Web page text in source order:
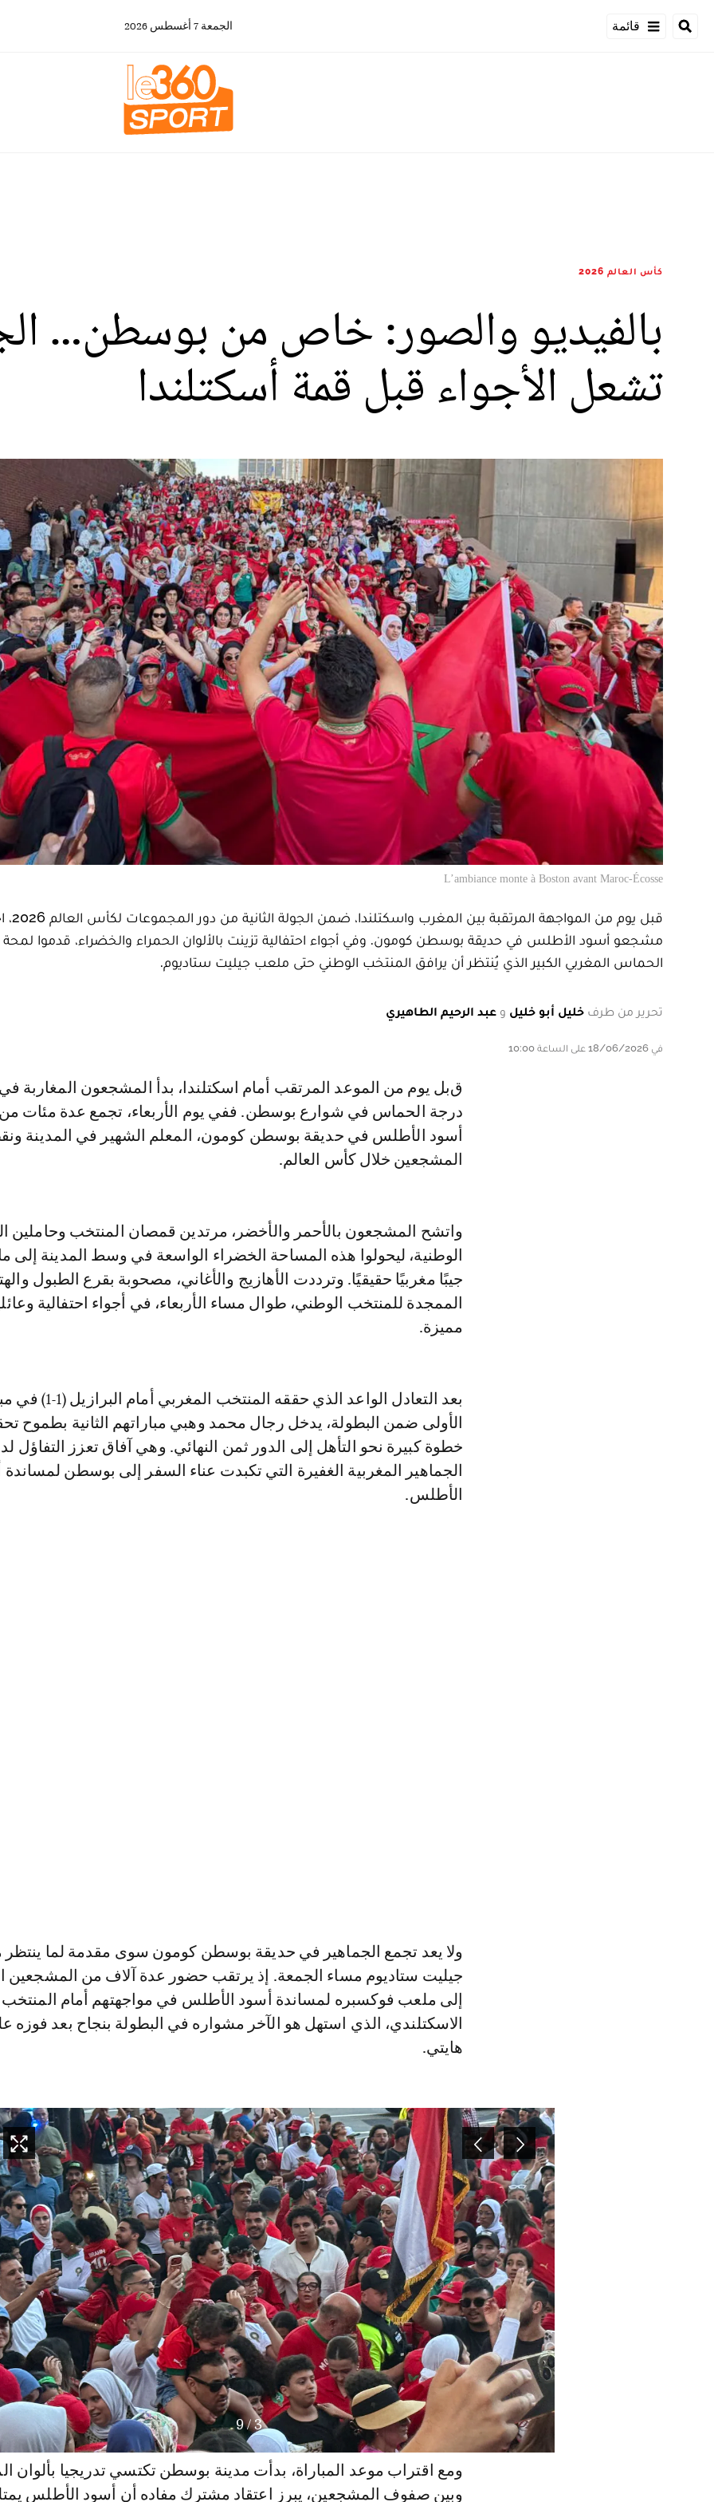
قائمة الجمعة 7 أغسطس 2026
كأس العالم 2026
بالفيديو والصور: خاص من بوسطن…
تشعل الأجواء قبل قمة أسكتلندا
L’ambiance monte à Boston avant Maroc-Écosse
قبل يوم من المواجهة
مشجعو أسود الأطلس في حديقة بوسطن كومون. وفي أجواء احتفالية تزينت بالألوان الحمراء والخضراء، قدموا
الحماس المغربي الكبير الذي يُنتظر أن يرافق المنتخب الوطني حتى ملعب جيليت ستاديوم.
تحرير من طرف خليل أبو خليل و عبد الرحيم الطاهيري
في 18/06/2026 على الساعة 10:00
قبل يوم من الموعد المرتقب أمام اسكتلندا، بدأ المشجعون المغاربة في رفع
درجة الحماس في شوارع بوسطن. ففي يوم الأربعاء، تجمع عدة مئات من
أسود الأطلس في حديقة بوسطن كومون، المعلم الشهير في المدينة
المشجعين خلال كأس العالم.
واتشح المشجعون بالأحمر والأخضر، مرتدين قمصان المنتخب وحاملين
الوطنية، ليحولوا هذه المساحة الخضراء الواسعة في وسط المدينة إلى
جيبًا مغربيًا حقيقيًا. وترددت الأهازيج والأغاني، مصحوبة بقرع الطبول
الممجدة للمنتخب الوطني، طوال مساء الأربعاء، في أجواء احتفالية
مميزة.
بعد التعادل الواعد الذي حققه المنتخب
الأولى ضمن البطولة، يدخل رجال محمد وهبي مباراتهم الثانية بطموح
خطوة كبيرة نحو التأهل إلى الدور ثمن النهائي. وهي آفاق تعزز التفاؤل
الجماهير المغربية الغفيرة التي تكبدت عناء السفر إلى بوسطن
الأطلس.
ولا يعد تجمع الجماهير في حديقة بوسطن كومون سوى مقدمة لما
جيليت ستاديوم مساء الجمعة. إذ يرتقب حضور عدة آلاف من المشجعين
إلى ملعب فوكسبره لمساندة أسود الأطلس في مواجهتهم أمام المنتخب
الاسكتلندي، الذي استهل هو الآخر مشواره في البطولة بنجاح بعد فوزه
هايتي.
4
/
9
ومع اقتراب موعد المباراة، بدأت مدينة بوسطن تكتسي تدريجيا بألوان
وبين صفوف المشجعين، يبرز اعتقاد مشترك مفاده أن أسود الأطلس